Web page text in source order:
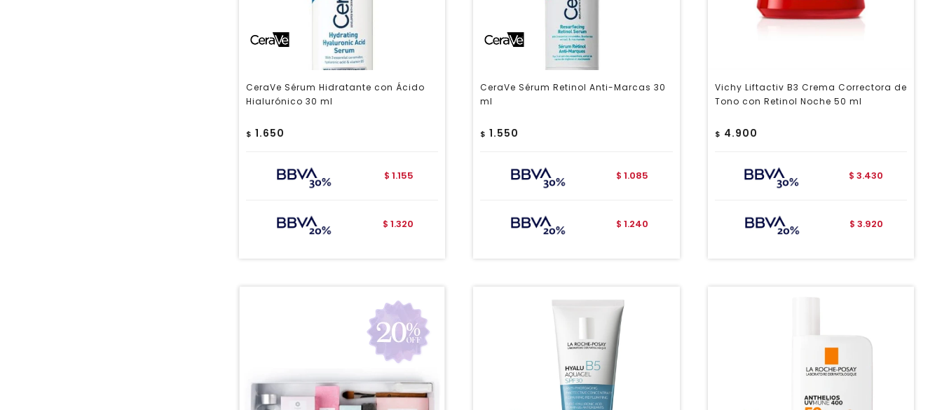
CeraVe Sérum Hidratante con Ácido
Hialurónico 30 ml
$ 1.650
$ 1.155
$ 1.320
CeraVe Sérum Retinol Anti-Marcas 30
ml
$ 1.550
$ 1.085
$ 1.240
Vichy Liftactiv B3 Crema Correctora de
Tono con Retinol Noche 50 ml
$ 4.900
$ 3.430
$ 3.920